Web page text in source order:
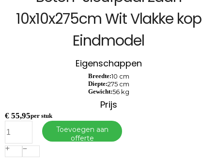
10x10x275cm Wit Vlakke kop
Eindmodel
Eigenschappen
Breedte:10 cm
Diepte:275 cm
Gewicht:56 kg
Prijs
€ 55,95per stuk
sleufpaal
Zaan
10x10x275cm
Wit
Toevoegen aan
offerte